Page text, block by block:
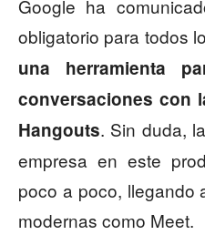
Google ha
obligatorio para todos
una herramienta
conversaciones con
Hangouts. Sin duda,
empresa en este
poco a poco, llegando
modernas como Meet.